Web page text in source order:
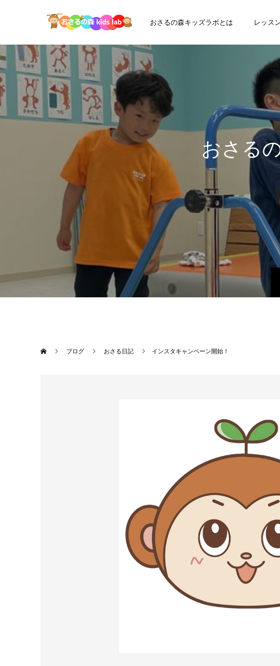
おさるの森キッズラボとは レッス
おさ の森 キ
ブログ おさる日記 インスタキャンペーン開始！